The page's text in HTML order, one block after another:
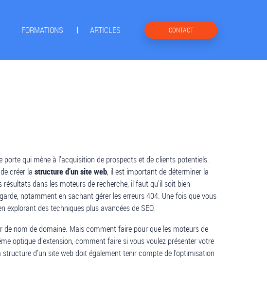
FORMATIONS ARTICLES CONTACT
qui mène à l’acquisition de prospects et de clients potentiels.
créer la structure d’un site web, il est important de déterminer la
dans les moteurs de recherche, il faut qu’il soit bien
notamment en sachant gérer les erreurs 404. Une fois que vous
explorant des techniques plus avancées de SEO.
de nom de domaine. Mais comment faire pour que les moteurs de
optique d’extension, comment faire si vous voulez présenter votre
d’un site web doit également tenir compte de l’optimisation